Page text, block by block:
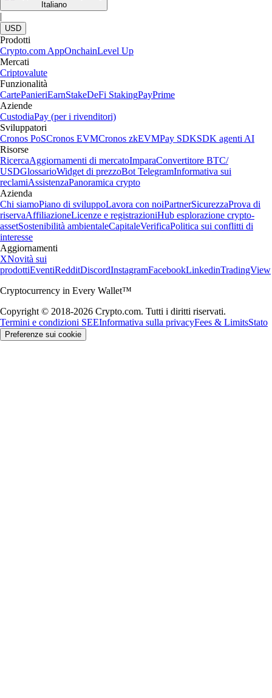
Italiano
|
USD
Prodotti
Crypto.com AppOnchainLevel Up
Mercati
Criptovalute
Funzionalità
CartePanieriEarnStakeDeFi StakingPayPrime
Aziende
CustodiaPay (per i rivenditori)
Sviluppatori
Cronos PoSCronos EVMCronos zkEVMPay SDKSDK agenti AI
Risorse
RicercaAggiornamenti di mercatoImparaConvertitore BTC/
USDGlossarioWidget di prezzoBot TelegramInformativa sui
reclamiAssistenzaPanoramica crypto
Azienda
Chi siamoPiano di sviluppoLavora con noiPartnerSicurezzaProva di
riservaAffiliazioneLicenze e registrazioniHub esplorazione crypto-
assetSostenibilità ambientaleCapitaleVerificaPolitica sui conflitti di
interesse
Aggiornamenti
XNovità sui
prodottiEventiRedditDiscordInstagramFacebookLinkedinTradingView
Cryptocurrency in Every Wallet™
Copyright © 2018-2026 Crypto.com. Tutti i diritti riservati.
Termini e condizioni SEEInformativa sulla privacyFees & LimitsStato
Preferenze sui cookie